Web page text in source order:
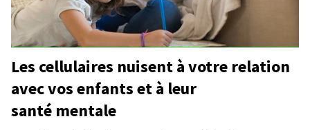
Les cellulaires nuisent à votre relation
avec vos enfants et à leur
santé mentale